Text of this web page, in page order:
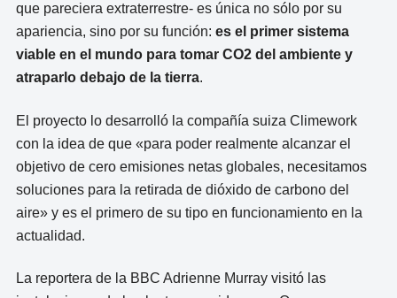
que pareciera extraterrestre- es única no sólo por su
apariencia, sino por su función: es el primer sistema
viable en el mundo para tomar CO2 del ambiente y
atraparlo debajo de la tierra.
El proyecto lo desarrolló la compañía suiza Climework
con la idea de que «para poder realmente alcanzar el
objetivo de cero emisiones netas globales, necesitamos
soluciones para la retirada de dióxido de carbono del
aire» y es el primero de su tipo en funcionamiento en la
actualidad.
La reportera de la BBC Adrienne Murray visitó las